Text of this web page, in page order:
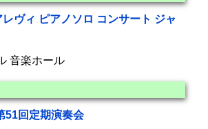
ヴィ ピアノソロ コンサート ジャ
音楽ホール
51回定期演奏会